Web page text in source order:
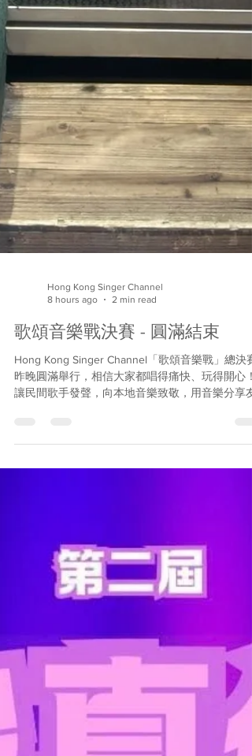
Hong Kong Singer Channel
8 hours ago
2 min read
歌頌音樂戰決賽 - 圓滿結束
Hong Kong Singer Channel「歌頌音樂戰」總決賽
昨晚圓滿舉行，相信大家都唱得痛快、玩得開心！
最重要是大家享受舞台、以歌會會、樂在其中！現
王志秀 (我等到花兒也謝了) 全場第九名：何崴慈 (
璃之情) 全場第十名：萬皓榮 (東邪) Bmos評判特選
獎：陳丞希 (一樣美麗) 李泇霖評判特選獎：陳詠恆
(你怎麼捨得我難過) 黃文漢評判特選獎：萬皓榮 (東
夢) 飛躍進步獎：陳耀民 (用背脊唱情歌) 飛躍進步
獎：陳詠恆 (你怎麼捨得我難過) 飛躍進步獎：陳丞